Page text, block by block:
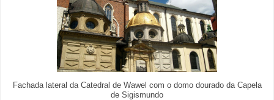
Fachada lateral da Catedral de Wawel com o domo dourado da Capela
de Sigismundo